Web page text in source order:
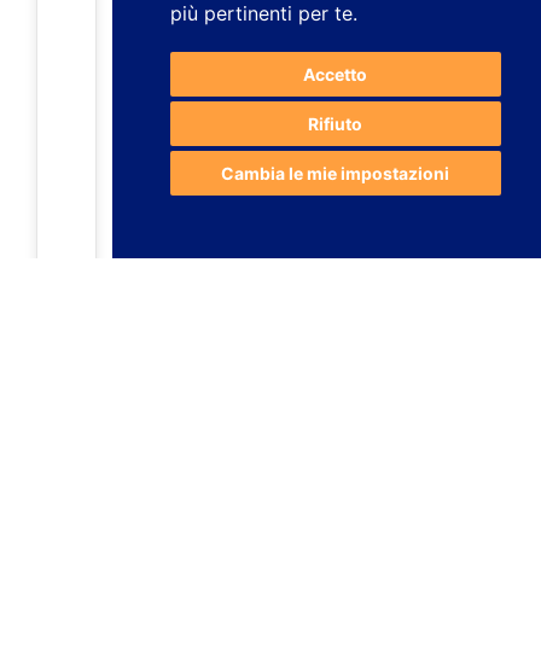
più pertinenti per te.
Accetto
Rifiuto
Cambia le mie impostazioni